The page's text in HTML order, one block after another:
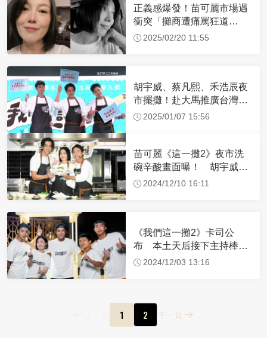
正義感爆發！苗可麗市場遇
衝突「攤商遭痛罵狂道
歉」 她不忍靠一招化解
2025/02/20 11:55
胡宇威、蔡凡熙、禾浩辰夜
市擺攤！赴大馬推廣台灣美
食 2025/01/07 15:56
苗可麗《這一攤2》夜市洗
碗辛酸畫面曝！ 胡宇威兇
起來大家都會怕
2024/12/10 16:11
《我們這一攤2》卡司公
布 本土天后接下主持棒！
胡宇威換搭檔發聲
2024/12/03 13:16
1 2 下一頁